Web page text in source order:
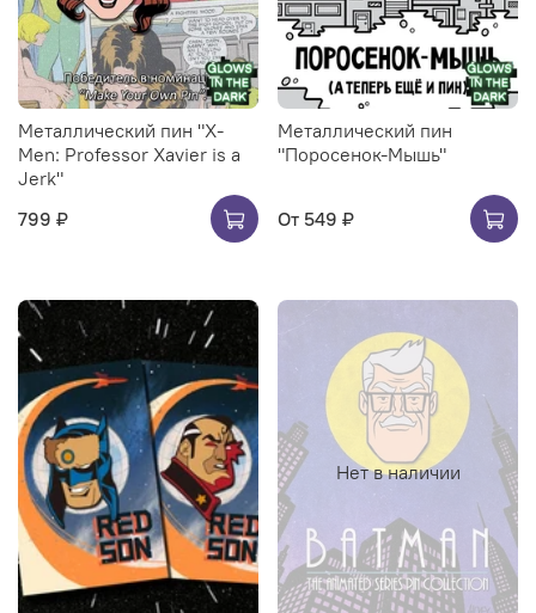
Металлический пин "X-
Men: Professor Xavier is a
Jerk"
799 ₽
Металлический пин
"Поросенок-Мышь"
От 549 ₽
Нет в наличии